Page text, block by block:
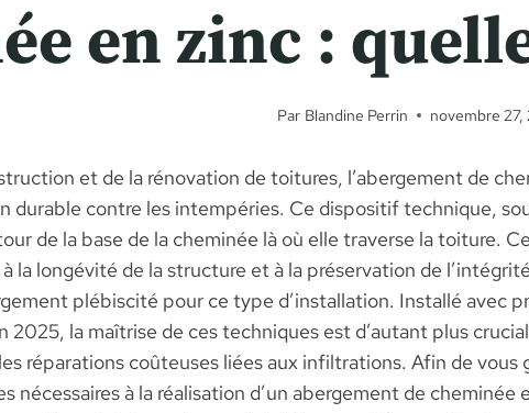
en zinc :
Par Blandine Perrin novembre 27,
et de la rénovation de toitures, l’abergement de
durable contre les intempéries. Ce dispositif technique,
de la base de la cheminée là où elle traverse la toiture.
la longévité de la structure et à la préservation de
plébiscité pour ce type d’installation. Installé avec
2025, la maîtrise de ces techniques est d’autant plus
réparations coûteuses liées aux infiltrations. Afin de
nécessaires à la réalisation d’un abergement de